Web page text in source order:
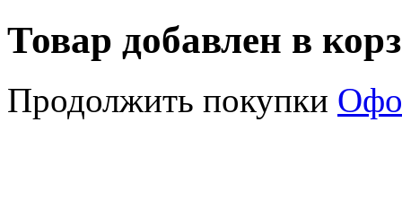
Товар добавлен в
Продолжить покупки